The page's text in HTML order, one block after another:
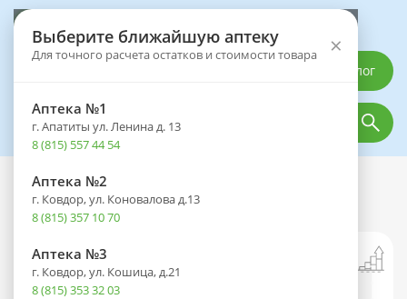
Выберите ближайшую аптеку
Для точного расчета остатков и стоимости товара ×
Аптека №1
г. Апатиты ул. Ленина д. 13
8 (815) 557 44 54
Аптека №2
г. Ковдор, ул. Коновалова д.13
8 (815) 357 10 70
Аптека №3
г. Ковдор, ул. Кошица, д.21
8 (815) 353 32 03
Каталог
Каталог Лекарственные препараты
Глибенкламид таб. 5мг №120